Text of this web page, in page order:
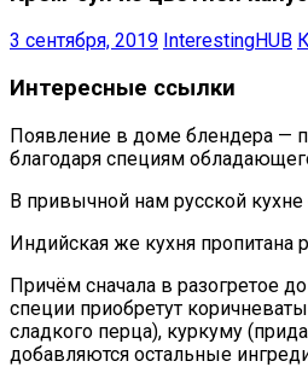
3 сентября, 2019 InterestingHUB
Интересные ссылки
Появление в доме блендера —
благодаря специям
В привычной нам русской
Индийская же кухня
Причём сначала в разогретое
специи приобретут
сладкого перца), куркуму
добавляются остальные